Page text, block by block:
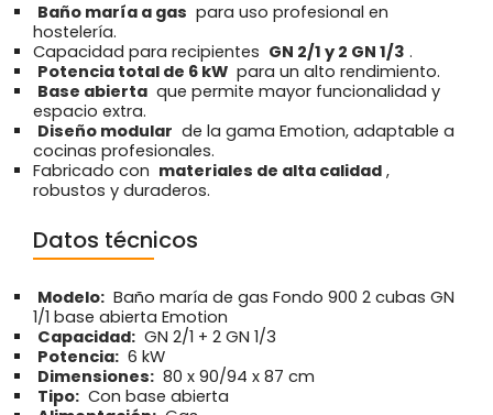
Baño maría a gas para uso profesional en
hostelería.
Capacidad para recipientes GN 2/1 y 2 GN 1/3 .
Potencia total de 6 kW para un alto rendimiento.
Base abierta que permite mayor funcionalidad y
espacio extra.
Diseño modular de la gama Emotion, adaptable a
cocinas profesionales.
Fabricado con materiales de alta calidad ,
robustos y duraderos.
Datos técnicos
Modelo: Baño maría de gas Fondo 900 2 cubas GN
1/1 base abierta Emotion
Capacidad: GN 2/1 + 2 GN 1/3
Potencia: 6 kW
Dimensiones: 80 x 90/94 x 87 cm
Tipo: Con base abierta